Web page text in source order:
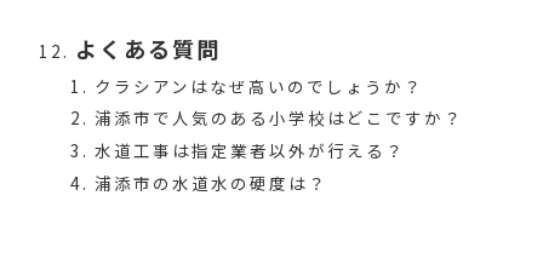
よくある質問
クラシアンはなぜ高いのでしょうか？
浦添市で人気のある小学校はどこですか？
水道工事は指定業者以外が行える？
浦添市の水道水の硬度は？